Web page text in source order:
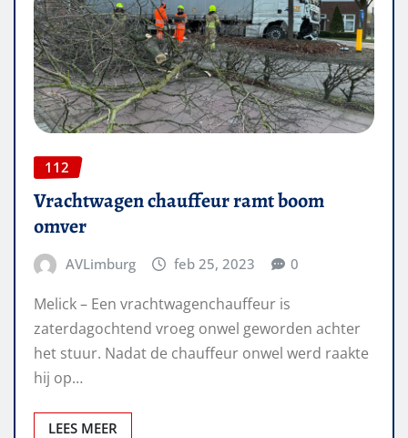
112
Vrachtwagen chauffeur ramt boom
omver
AVLimburg feb 25, 2023 0
Melick – Een vrachtwagenchauffeur is
zaterdagochtend vroeg onwel geworden achter
het stuur. Nadat de chauffeur onwel werd raakte
hij op…
LEES MEER